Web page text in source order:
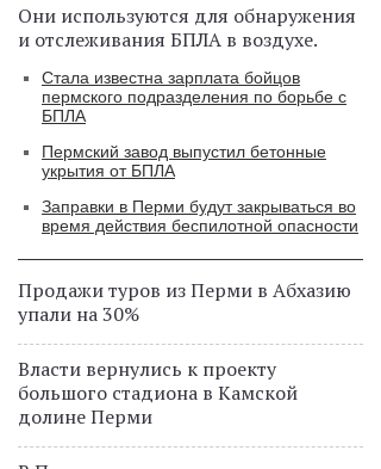
Они используются для обнаружения
и отслеживания БПЛА в воздухе.
Стала известна зарплата бойцов
пермского подразделения по борьбе с
БПЛА
Пермский завод выпустил бетонные
укрытия от БПЛА
Заправки в Перми будут закрываться во
время действия беспилотной опасности
Продажи туров из Перми в Абхазию
упали на 30%
Власти вернулись к проекту
большого стадиона в Камской
долине Перми